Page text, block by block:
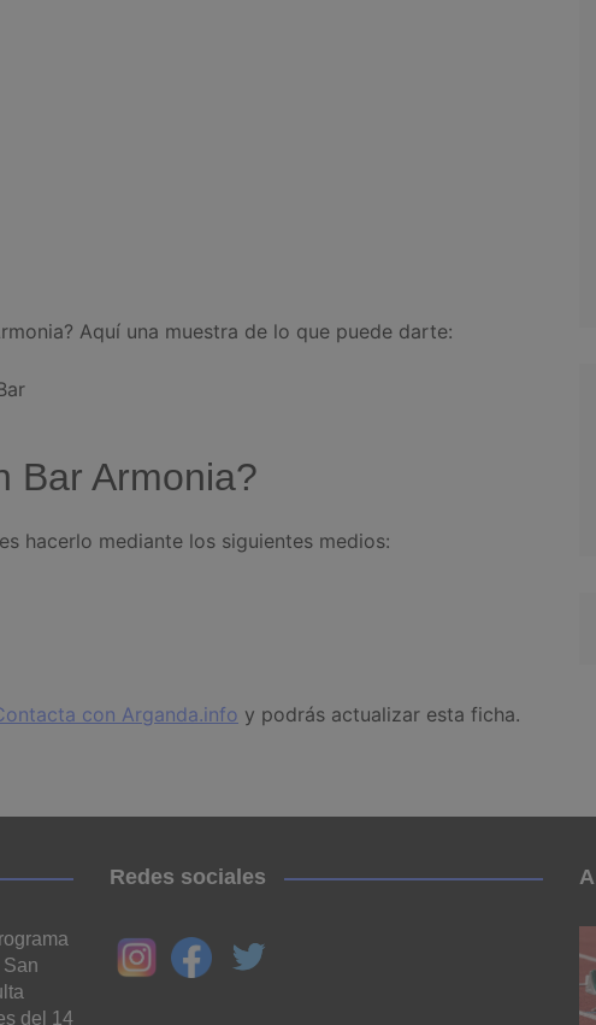
Aquí una muestra de lo que puede darte:
Bar Armonia?
hacerlo mediante los siguientes medios:
con Arganda.info y podrás actualizar esta ficha.
del 14
Redes sociales